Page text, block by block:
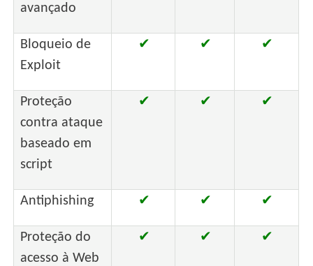
avançado
Bloqueio de
Exploit
✔ ✔ ✔
Proteção
contra ataque
baseado em
script
✔ ✔ ✔
Antiphishing ✔ ✔ ✔
Proteção do
acesso à Web
✔ ✔ ✔